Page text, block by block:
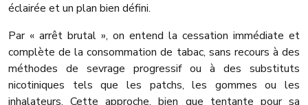
éclairée et un plan bien défini.
Par « arrêt brutal », on entend la cessation immédiate et
complète de la consommation de tabac, sans recours à des
méthodes de sevrage progressif ou à des substituts
nicotiniques tels que les patchs, les gommes ou les
inhalateurs. Cette approche, bien que tentante pour sa